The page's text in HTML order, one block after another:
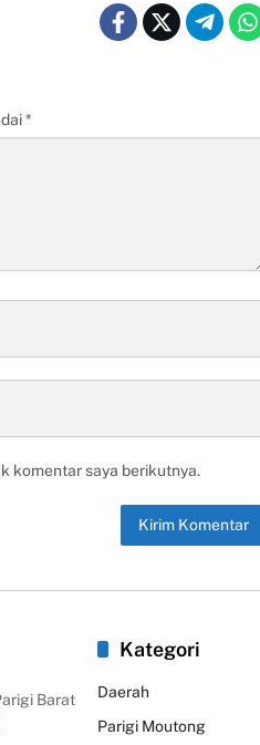
*
komentar saya berikutnya.
Barat
Kategori
Daerah
Parigi Moutong